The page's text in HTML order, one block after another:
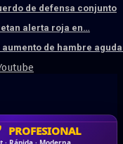
de defensa conjunto
alerta roja en…
de hambre
SÚPER RÁPIDO
PROFESIONAL
A MEDIDA